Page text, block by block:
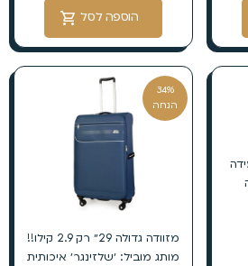
הוספה לסל
34%
הנחה
מזוודה גדולה 29״ רק 2.9 קילו!!
מותג מוביל: ׳שלזינגר׳ איכותית